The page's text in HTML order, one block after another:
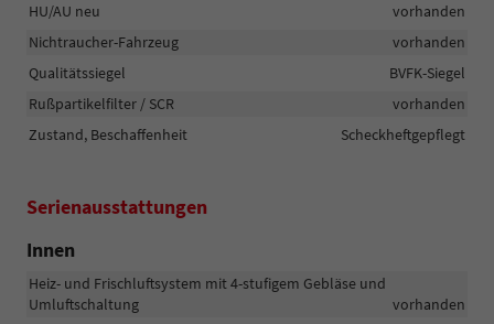
HU/AU neu
vorhanden
Nichtraucher-Fahrzeug
vorhanden
Qualitätssiegel
BVFK-Siegel
Rußpartikelfilter / SCR
vorhanden
Zustand, Beschaffenheit
Scheckheftgepflegt
Serienausstattungen
Innen
Heiz- und Frischluftsystem mit 4-stufigem Gebläse und
Umluftschaltung
vorhanden